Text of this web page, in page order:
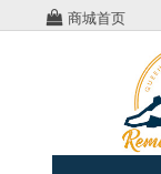
商城首页